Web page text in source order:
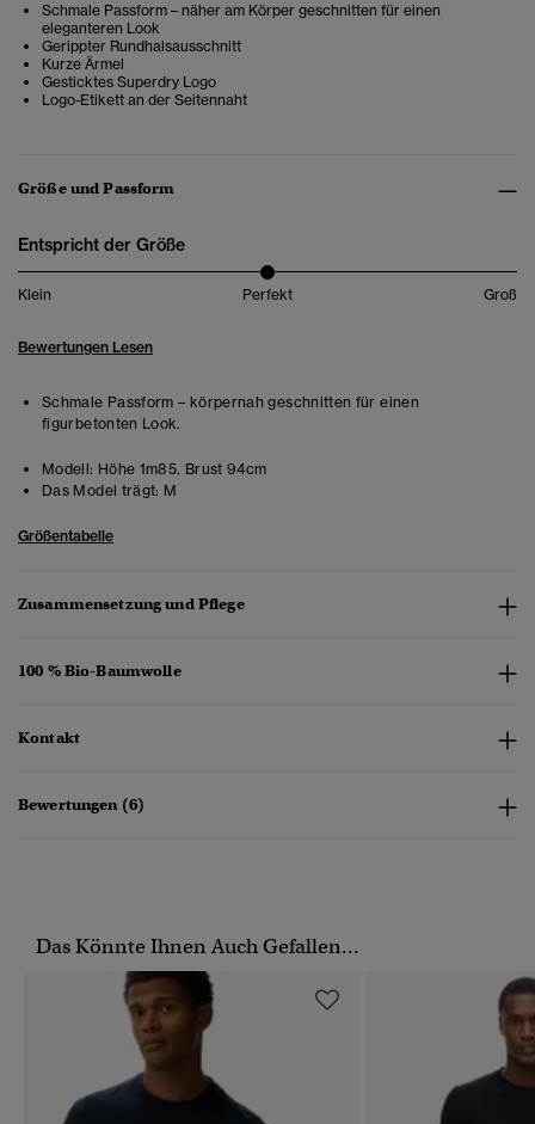
Schmale Passform – näher am Körper geschnitten für einen
eleganteren Look
Gerippter Rundhalsausschnitt
Kurze Ärmel
Gesticktes Superdry Logo
Logo-Etikett an der Seitennaht
Größe und Passform
Entspricht der Größe
Klein Perfekt Groß
Bewertungen Lesen
Schmale Passform – körpernah geschnitten für einen
figurbetonten Look.
Modell: Höhe 1m85. Brust 94cm
Das Model trägt: M
Größentabelle
Zusammensetzung und Pflege
100 % Bio-Baumwolle
Kontakt
Bewertungen (6)
Das Könnte Ihnen Auch Gefallen...